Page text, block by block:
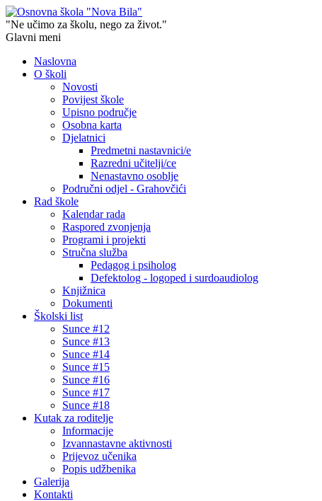
"Ne učimo za školu, nego za život."
Glavni meni
Naslovna
O školi
Novosti
Povijest škole
Upisno područje
Osobna karta
Djelatnici
Predmetni nastavnici/e
Razredni učitelji/ce
Nenastavno osoblje
Područni odjel - Grahovčići
Rad škole
Kalendar rada
Raspored zvonjenja
Programi i projekti
Stručna služba
Pedagog i psiholog
Defektolog - logoped i surdoaudiolog
Knjižnica
Dokumenti
Školski list
Sunce #12
Sunce #13
Sunce #14
Sunce #15
Sunce #16
Sunce #17
Sunce #18
Kutak za roditelje
Informacije
Izvannastavne aktivnosti
Prijevoz učenika
Popis udžbenika
Galerija
Kontakti